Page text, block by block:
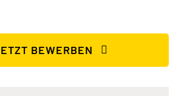
BEWERBEN